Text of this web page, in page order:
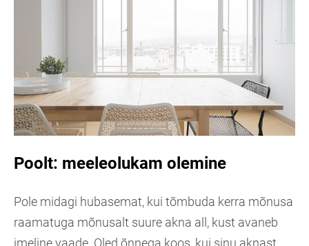
Poolt: meeleolukam olemine
Pole midagi hubasemat, kui tõmbuda kerra mõnusa
raamatuga mõnusalt suure akna all, kust avaneb